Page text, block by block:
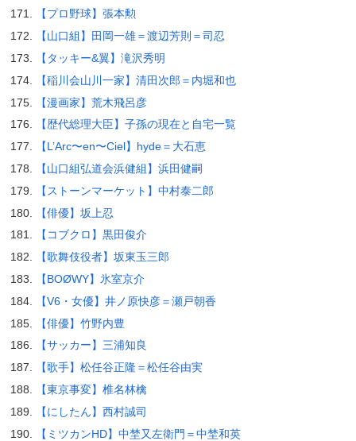
【プロ野球】張本勲
【山口組】田岡一雄＝渡辺芳則＝司忍
【タッキー&翼】滝沢秀明
【稲川会山川一家】清田次郎＝内堀和也
【漫画家】荒木飛呂彦
【歴代総理大臣】子孫の現在と自宅一覧
【L’Arc〜en〜Ciel】hyde＝大石恵
【山口組弘道会浜健組】浜田健嗣
【ストーンマーケット】中村泰二郎
【俳優】坂上忍
【コブクロ】黒田俊介
【歌舞伎役者】坂東玉三郎
【BOØWY】氷室京介
【V6・女優】井ノ原快彦＝瀬戸朝香
【俳優】竹野内豊
【サッカー】三浦知良
【歌手】松任谷正隆＝松任谷由実
【東京事変】椎名林檎
【にしたん】西村誠司
【ミツカンHD】中埜又左衛門＝中埜和英